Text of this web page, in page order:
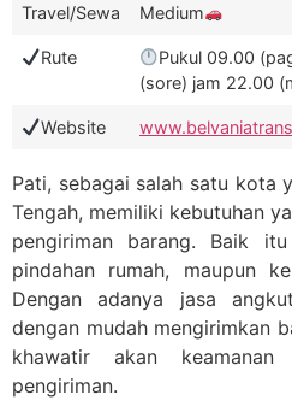
Travel/Sewa
Medium
Rute
Pukul 09.00
(sore) jam 22.00
Website
Pati, sebagai salah satu kota
Tengah, memiliki kebutuhan
pengiriman barang. Baik
pindahan rumah, maupun
Dengan adanya jasa
dengan mudah mengirimkan
khawatir akan
pengiriman.